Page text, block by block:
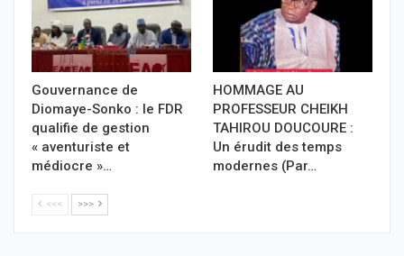
Gouvernance de
Diomaye-Sonko : le FDR
qualifie de gestion
« aventuriste et
médiocre »…
HOMMAGE AU
PROFESSEUR CHEIKH
TAHIROU DOUCOURE :
Un érudit des temps
modernes (Par…
<<< >>>